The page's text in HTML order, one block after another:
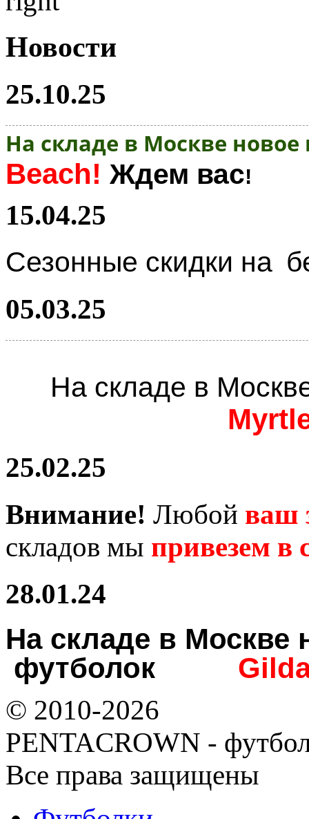
Новости
25.10.25
На складе в Москве
Beach! Ждем вас!
15.04.25
Сезонные скидки на
05.03.25
На складе в
25.02.25
Внимание! Любой ваш
складов мы привезем в
28.01.24
На складе в
футболок
© 2010-2026
PENTACROWN -
Все права защищены